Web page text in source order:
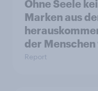
Ohne Seele
Marken aus
der
Report